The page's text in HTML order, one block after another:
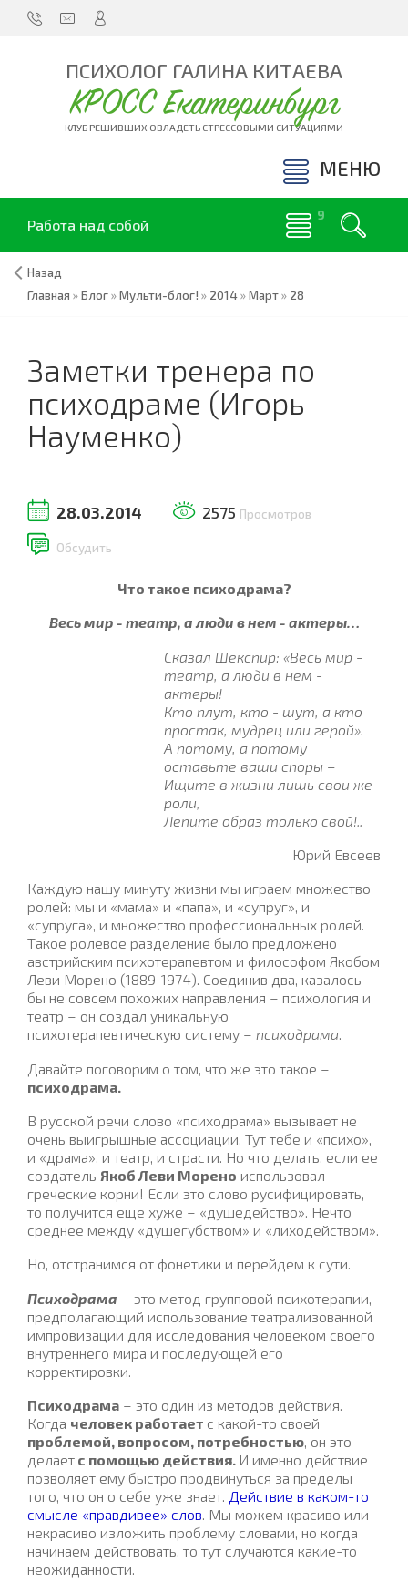
ПСИХОЛОГ ГАЛИНА КИТАЕВА
КРОСС Екатеринбург
КЛУБ РЕШИВШИХ ОВЛАДЕТЬ СТРЕССОВЫМИ СИТУАЦИЯМИ
МЕНЮ
Работа над собой
Назад
Главная »Блог»Мульти-блог! » 2014»Март» 28
Заметки тренера по
психодраме (Игорь
Науменко)
28.03.2014 2575 Просмотров
Обсудить
Что такое психодрама?
Весь мир - театр, а люди в нем - актеры…
Сказал Шекспир: «Весь мир -
театр, а люди в нем -
актеры!
Кто плут, кто - шут, а кто
простак, мудрец или герой».
А потому, а потому
оставьте ваши споры –
Ищите в жизни лишь свои же
роли,
Лепите образ только свой!..
Юрий Евсеев
Каждую нашу минуту жизни мы играем множество
ролей: мы и «мама» и «папа», и «супруг», и
«супруга», и множество профессиональных ролей.
Такое ролевое разделение было предложено
австрийским психотерапевтом и философом Якобом
Леви Морено (1889-1974). Соединив два, казалось
бы не совсем похожих направления – психология и
театр – он создал уникальную
психотерапевтическую систему – психодрама.
Давайте поговорим о том, что же это такое –
психодрама.
В русской речи слово «психодрама» вызывает не
очень выигрышные ассоциации. Тут тебе и «психо»,
и «драма», и театр, и страсти. Но что делать, если ее
создатель Якоб Леви Морено использовал
греческие корни! Если это слово русифицировать,
то получится еще хуже – «душедейство». Нечто
среднее между «душегубством» и «лиходейством».
Но, отстранимся от фонетики и перейдем к сути.
Психодрама – это метод групповой психотерапии,
предполагающий использование театрализованной
импровизации для исследования человеком своего
внутреннего мира и последующей его
корректировки.
Психодрама – это один из методов действия.
Когда человек работает с какой-то своей
проблемой, вопросом, потребностью, он это
делает с помощью действия. И именно действие
позволяет ему быстро продвинуться за пределы
того, что он о себе уже знает. Действие в каком-то
смысле «правдивее» слов. Мы можем красиво или
некрасиво изложить проблему словами, но когда
начинаем действовать, то тут случаются какие-то
неожиданности.